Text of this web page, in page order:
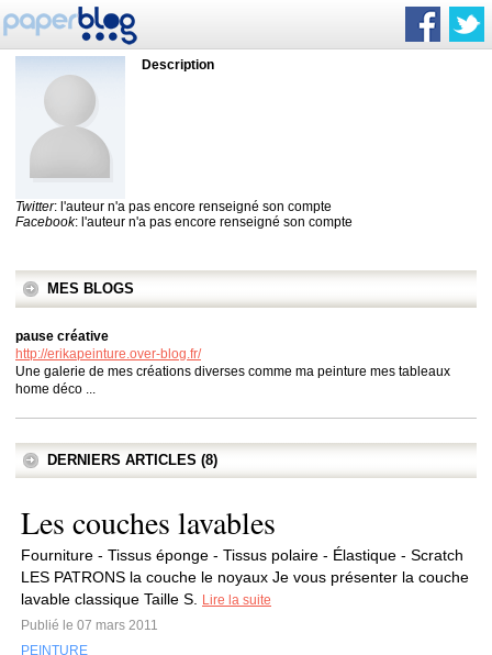
Description
Twitter: l'auteur n'a pas encore renseigné son compte
Facebook: l'auteur n'a pas encore renseigné son compte
MES BLOGS
pause créative
http://erikapeinture.over-blog.fr/
Une galerie de mes créations diverses comme ma peinture mes tableaux
home déco ...
DERNIERS ARTICLES (8)
Les couches lavables
Fourniture - Tissus éponge - Tissus polaire - Élastique - Scratch
LES PATRONS la couche le noyaux Je vous présenter la couche
lavable classique Taille S.
Lire la suite
Publié le 07 mars 2011
PEINTURE